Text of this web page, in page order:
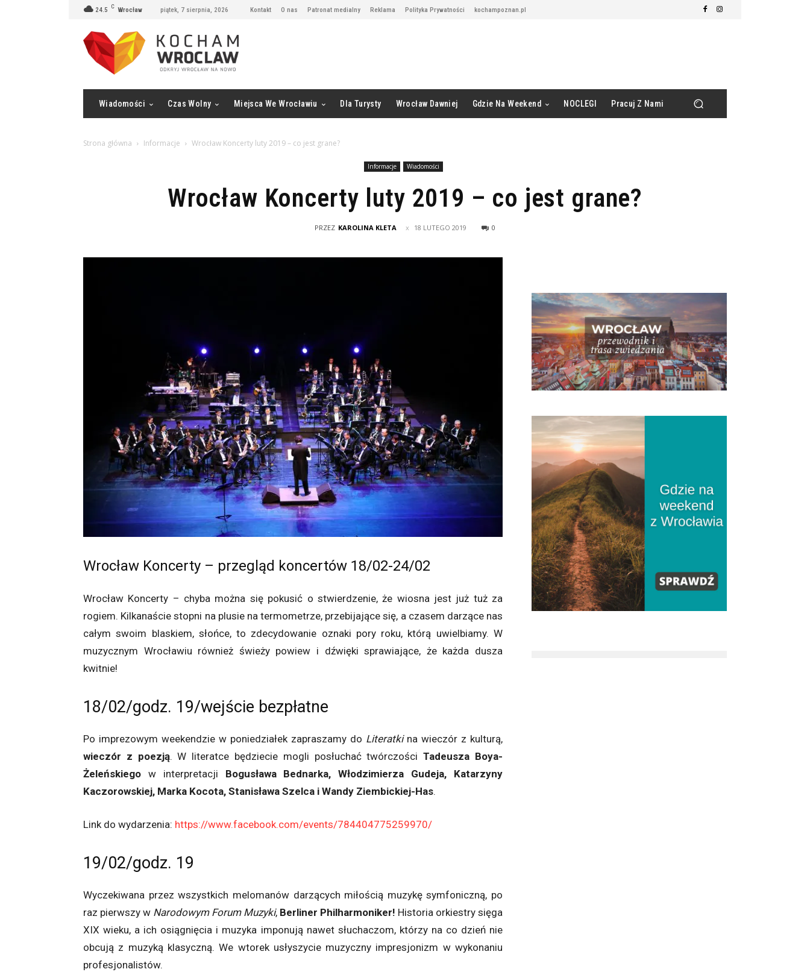
24.5 C Wrocław piątek, 7 sierpnia, 2026 Kontakt O nas Patronat medialny Reklama Polityka Prywatności kochampoznan.pl
Wiadomości Czas Wolny Miejsca We Wrocławiu Dla Turysty Wrocław Dawniej Gdzie Na Weekend NOCLEGI Pracuj Z Nami
Strona główna Informacje Wrocław Koncerty luty 2019 – co jest grane?
Informacje Wiadomości
Wrocław Koncerty luty 2019 – co jest grane?
PRZEZ KAROLINA KLETA 18 LUTEGO 2019 0
Wrocław Koncerty – przegląd koncertów 18/02-24/02
Wrocław Koncerty – chyba można się pokusić o stwierdzenie, że wiosna jest już tuż za
rogiem. Kilkanaście stopni na plusie na termometrze, przebijające się, a czasem darzące nas
całym swoim blaskiem, słońce, to zdecydowanie oznaki pory roku, którą uwielbiamy. W
muzycznym Wrocławiu również świeży powiew i dźwięki sprawiające, że każda dusza
kwitnie!
18/02/godz. 19/wejście bezpłatne
Po imprezowym weekendzie w poniedziałek zapraszamy do Literatkina wieczór z kulturą,
wieczór z poezją. W literatce będziecie mogli posłuchać twórczościTadeusza Boya-
Żeleńskiego w interpretacji Bogusława Bednarka, Włodzimierza Gudeja, Katarzyny
Kaczorowskiej, Marka Kocota, Stanisława Szelca i Wandy Ziembickiej-Has.
Link do wydarzenia: https://www.facebook.com/events/784404775259970/
19/02/godz. 19
Wyczekiwana przez wszystkich melomanów darzących miłością muzykę symfoniczną, po
raz pierwszy w Narodowym Forum Muzyki, Berliner Philharmoniker! Historia orkiestry sięga
XIX wieku, a ich osiągnięcia i muzyka imponują nawet słuchaczom, którzy na co dzień nie
obcują z muzyką klasyczną. We wtorek usłyszycie muzyczny impresjonizm w wykonaniu
profesjonalistów.